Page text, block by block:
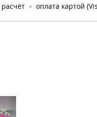
оплата картой